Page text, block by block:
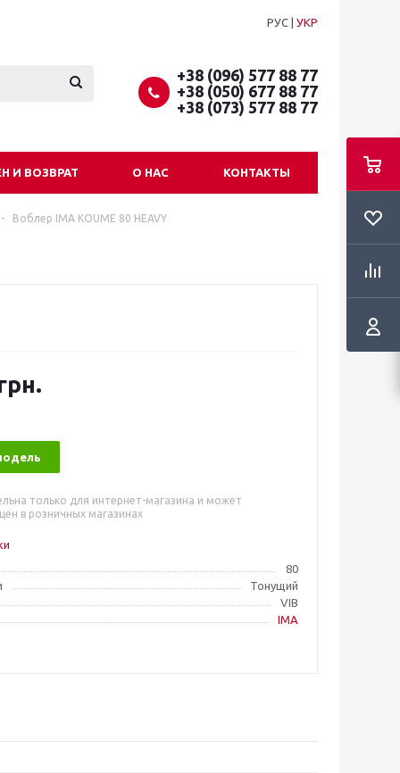
РУС УКР
+38 (096) 577 88 77
+38 (050) 677 88 77
+38 (073) 577 88 77
И ВОЗВРАТ О НАС КОНТАКТЫ
- Воблер IMA KOUME 80 HEAVY
только для интернет-магазина и может
в розничных магазинах
80
Тонущий
VIB
IMA